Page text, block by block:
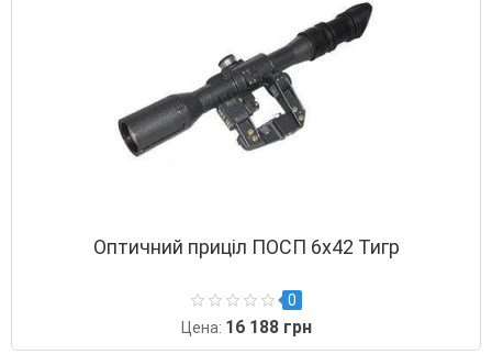
Оптичний приціл ПОСП 6x42 Тигр
0
Цена: 16 188 грн